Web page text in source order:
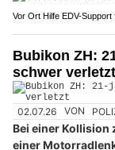
Vor Ort Hilfe EDV-
Bubikon ZH:
schwer verletzt
02.07.26 VON
Bei einer Kollision
einer